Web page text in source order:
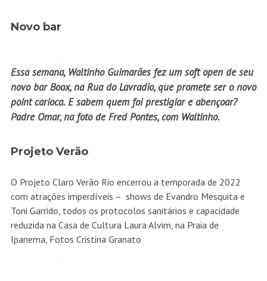
Novo bar
Essa semana, Waltinho Guimarães fez um soft open de seu
novo bar Boox, na Rua do Lavradio, que promete ser o novo
point carioca. E sabem quem foi prestigiar e abençoar?
Padre Omar, na foto de Fred Pontes, com Waltinho.
Projeto Verão
O Projeto Claro Verão Rio encerrou a temporada de 2022
com atrações imperdíveis – shows de Evandro Mesquita e
Toni Garrido, todos os protocolos sanitários e capacidade
reduzida na Casa de Cultura Laura Alvim, na Praia de
Ipanema, Fotos Cristina Granato